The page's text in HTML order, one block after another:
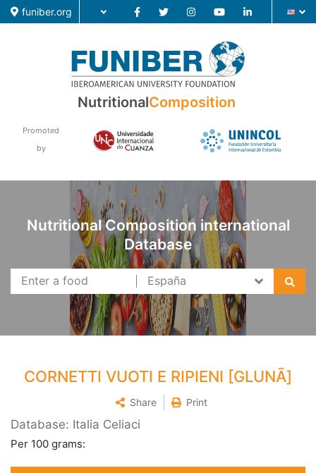
funiber.org
Food Composition
Research
NutritionalComposition
Promoted
by
Nutritional Composition international
Database
CORNETTI VUOTI E RIPIENI [GLUNÃ]
Share Print
Database: Italia Celiaci
Per 100 grams: